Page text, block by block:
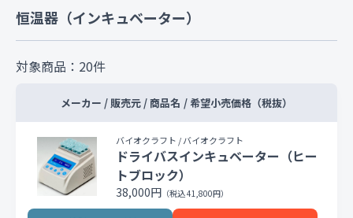
販売元別で探す
お知らせ一覧
お問い合わせ
税込 税抜 価格「お問い合わせ」を除外
条件をクリア
恒温器（インキュベーター）
対象商品： 20件
メーカー / 販売元 / 商品名 / 希望小売価格（税抜）
バイオクラフト / バイオクラフト
ドライバスインキュベーター（ヒー
トブロック）
38,000円 （税込 41,800円）